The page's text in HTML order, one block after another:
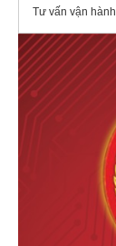
Tư vấn vận hành